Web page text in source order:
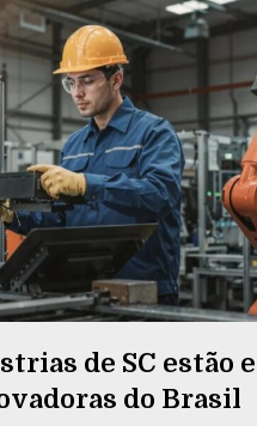
de SC estão
do Brasil